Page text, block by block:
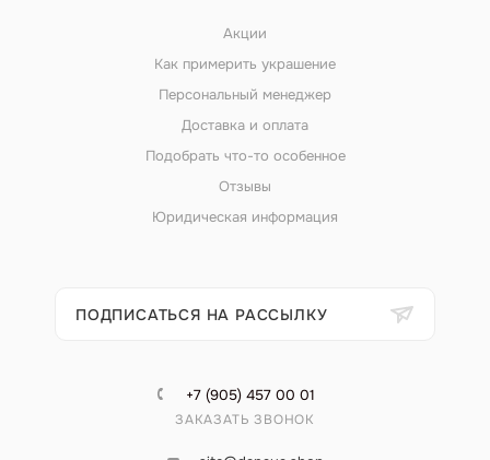
Акции
Как примерить украшение
Персональный менеджер
Доставка и оплата
Подобрать что-то особенное
Отзывы
Юридическая информация
ПОДПИСАТЬСЯ НА РАССЫЛКУ
+7 (905) 457 00 01
ЗАКАЗАТЬ ЗВОНОК